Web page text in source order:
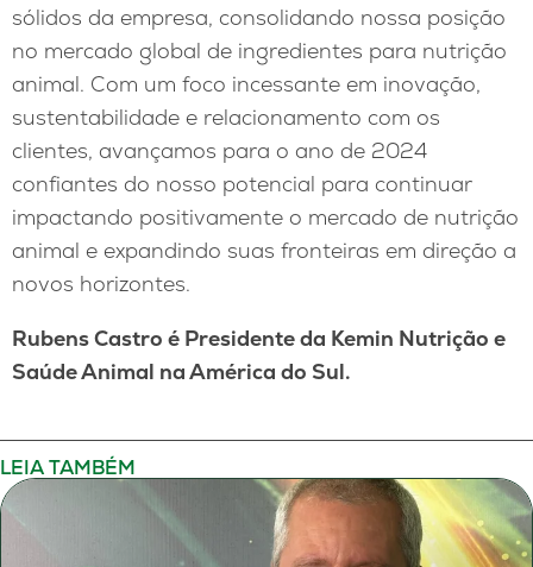
sólidos da empresa, consolidando nossa posição
no mercado global de ingredientes para nutrição
animal. Com um foco incessante em inovação,
sustentabilidade e relacionamento com os
clientes, avançamos para o ano de 2024
confiantes do nosso potencial para continuar
impactando positivamente o mercado de nutrição
animal e expandindo suas fronteiras em direção a
novos horizontes.
Rubens Castro é Presidente da Kemin Nutrição e
Saúde Animal na América do Sul.
LEIA TAMBÉM